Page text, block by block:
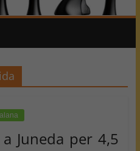
a Juneda per 4,5